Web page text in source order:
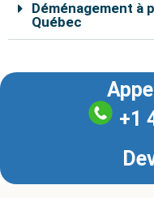
Déménagement à
Québec
+1